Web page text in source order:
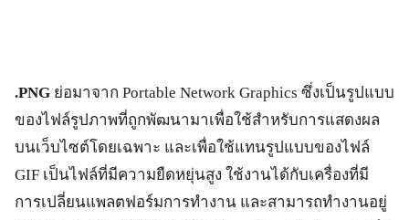
.PNG ย่อมาจาก Portable Network Graphics ซึ่งเป็นรูปแบบ
ของไฟล์รูปภาพที่ถูกพัฒนามาเพื่อใช้สำหรับการแสดงผล
บนเว็บไซต์โดยเฉพาะ และเพื่อใช้แทนรูปแบบของไฟล์
GIF เป็นไฟล์ที่มีความยืดหยุ่นสูง ใช้งานได้กับเครื่องที่มี
การเปลี่ยนแพลตฟอร์มการทำงาน และสามารถทำงานอยู่